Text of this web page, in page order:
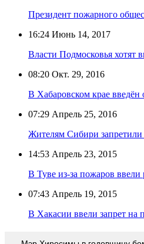
Президент пожарного
16:24 Июнь 14, 2017
Власти Подмосковья хотят
08:20 Окт. 29, 2016
В Хабаровском крае
07:29 Апрель 25, 2016
Жителям Сибири запретили
14:53 Апрель 23, 2015
В Туве из-за пожаров
07:43 Апрель 19, 2015
В Хакасии ввели запрет на